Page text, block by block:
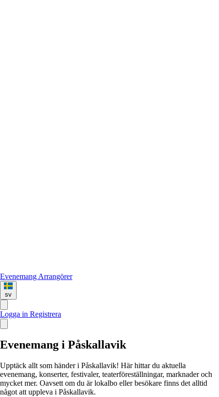
Evenemang Arrangörer
sv
Logga in Registrera
Evenemang i Påskallavik
Upptäck allt som händer i Påskallavik! Här hittar du aktuella
evenemang, konserter, festivaler, teaterföreställningar, marknader och
mycket mer. Oavsett om du är lokalbo eller besökare finns det alltid
något att uppleva i Påskallavik.